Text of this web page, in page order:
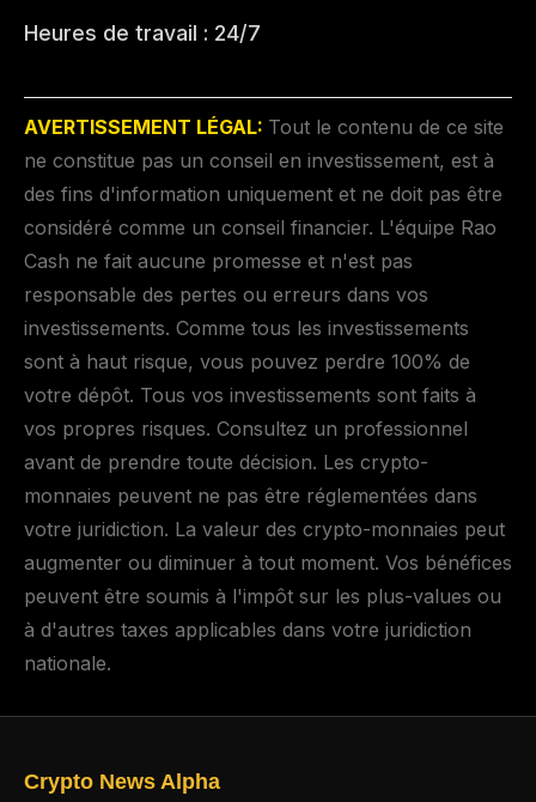
Heures de travail : 24/7
AVERTISSEMENT LÉGAL: Tout le contenu de ce site
ne constitue pas un conseil en investissement, est à
des fins d'information uniquement et ne doit pas être
considéré comme un conseil financier. L'équipe Rao
Cash ne fait aucune promesse et n'est pas
responsable des pertes ou erreurs dans vos
investissements. Comme tous les investissements
sont à haut risque, vous pouvez perdre 100% de
votre dépôt. Tous vos investissements sont faits à
vos propres risques. Consultez un professionnel
avant de prendre toute décision. Les crypto-
monnaies peuvent ne pas être réglementées dans
votre juridiction. La valeur des crypto-monnaies peut
augmenter ou diminuer à tout moment. Vos bénéfices
peuvent être soumis à l'impôt sur les plus-values ou
à d'autres taxes applicables dans votre juridiction
nationale.
Crypto News Alpha